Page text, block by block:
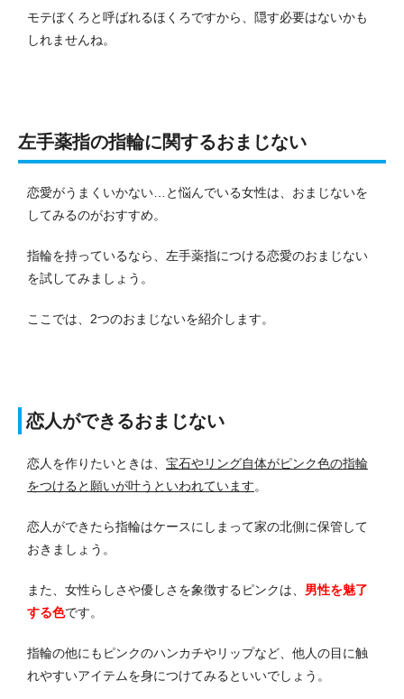
モテぼくろと呼ばれるほくろですから、隠す必要はないかも
しれませんね。
左手薬指の指輪に関するおまじない
恋愛がうまくいかない…と悩んでいる女性は、おまじないを
してみるのがおすすめ。
指輪を持っているなら、左手薬指につける恋愛のおまじない
を試してみましょう。
ここでは、2つのおまじないを紹介します。
恋人ができるおまじない
恋人を作りたいときは、 宝石やリング自体がピンク色の指輪
をつけると願いが叶うといわれています。
恋人ができたら指輪はケースにしまって家の北側に保管して
おきましょう。
また、女性らしさや優しさを象徴するピンクは、 男性を魅了
する色です。
指輪の他にもピンクのハンカチやリップなど、他人の目に触
れやすいアイテムを身につけてみるといいでしょう。